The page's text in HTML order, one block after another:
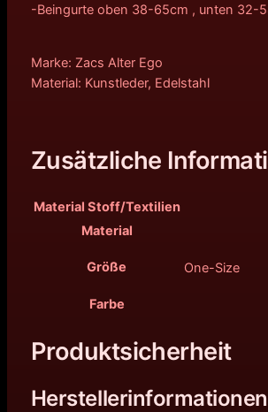
r
e
i
w
r
,
0
s
:
4
-Beingurte oben 38-65cm , unten 32-
Marke: Zacs Alter Ego
Material: Kunstleder, Edelstahl
Zusätzliche
Material Stoff/Textilien
Material
Größe One-Size
Farbe
Produktsicherheit
Herstellerinformationen